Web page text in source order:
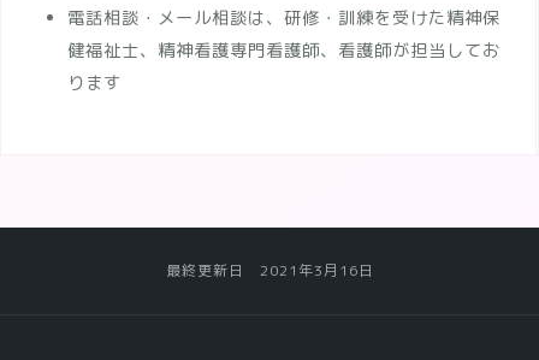
電話相談・メール相談は、研修・訓練を受けた精神保
健福祉士、精神看護専門看護師、看護師が担当してお
ります
最終更新日 2021年3月16日